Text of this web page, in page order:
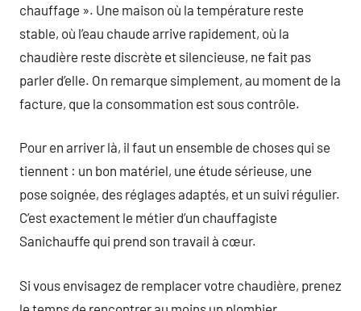
chauffage ». Une maison où la température reste
stable, où l’eau chaude arrive rapidement, où la
chaudière reste discrète et silencieuse, ne fait pas
parler d’elle. On remarque simplement, au moment de la
facture, que la consommation est sous contrôle.
Pour en arriver là, il faut un ensemble de choses qui se
tiennent : un bon matériel, une étude sérieuse, une
pose soignée, des réglages adaptés, et un suivi régulier.
C’est exactement le métier d’un chauffagiste
Sanichauffe qui prend son travail à cœur.
Si vous envisagez de remplacer votre chaudière, prenez